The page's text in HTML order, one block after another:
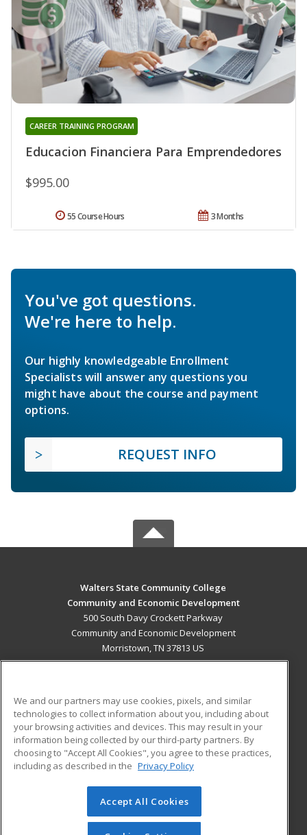
Educacion Financiera Para Emprendedores
CAREER TRAINING PROGRAM
$995.00
3 Months
55 Course Hours
You've got questions.
We're here to help.
Our highly knowledgeable Enrollment
Specialists will answer any questions you
might have about the course and payment
options.
REQUEST INFO
Walters State Community College
Community and Economic Development
500 South Davy Crockett Parkway
Community and Economic Development
Morristown, TN 37813 US
ADDITIONAL RESOURCES
Military
Financial Assistance
Help
Student Blog
© 2026 ed2go, a division of Cengage Learning. All rights
reserved. The material on this site cannot be reproduced or
We and our partners may use cookies, pixels, and similar
technologies to collect information about you, including about
your browsing activities and devices. This may result in your
information being collected by our third-party partners. By
choosing to "Accept All Cookies", you agree to these practices,
including as described in the Privacy Policy
Accept All Cookies